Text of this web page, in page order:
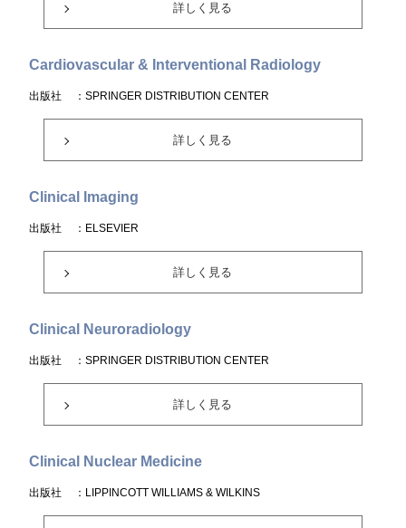
詳しく見る
Cardiovascular & Interventional Radiology
出版社 ：SPRINGER DISTRIBUTION CENTER
詳しく見る
Clinical Imaging
出版社 ：ELSEVIER
詳しく見る
Clinical Neuroradiology
出版社 ：SPRINGER DISTRIBUTION CENTER
詳しく見る
Clinical Nuclear Medicine
出版社 ：LIPPINCOTT WILLIAMS & WILKINS